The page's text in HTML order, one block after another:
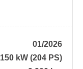
01/2026
150 kW (204 PS)